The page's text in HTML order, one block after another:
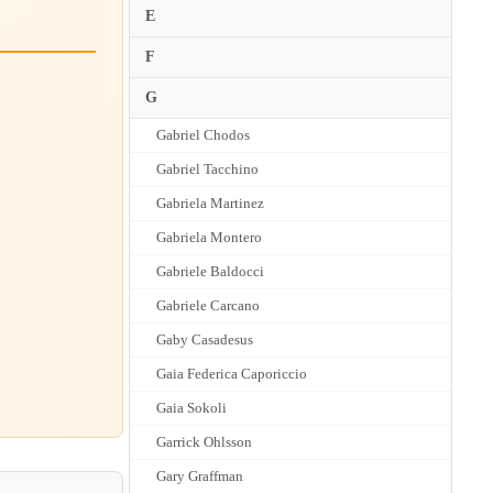
E
F
G
Gabriel Chodos
Gabriel Tacchino
Gabriela Martinez
Gabriela Montero
Gabriele Baldocci
Gabriele Carcano
Gaby Casadesus
Gaia Federica Caporiccio
Gaia Sokoli
Garrick Ohlsson
Gary Graffman